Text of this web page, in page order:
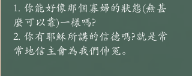
1. 你能好像那個寡婦的狀態(無甚
麼可以靠)一樣嗎?
2. 你有耶穌所講的信德嗎?就是常
常地信主會為我們伸冤。